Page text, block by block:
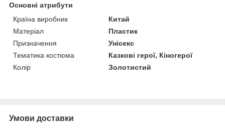
Основні атрибути
Країна виробник
Китай
Матеріал
Пластик
Призначення
Унісекс
Тематика костюма
Казкові герої, Кіногерої
Колір
Золотистий
Умови доставки